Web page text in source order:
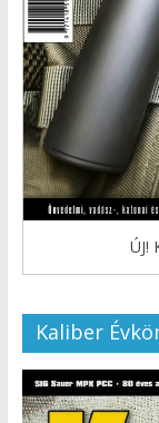
ÚJ!
Kaliber